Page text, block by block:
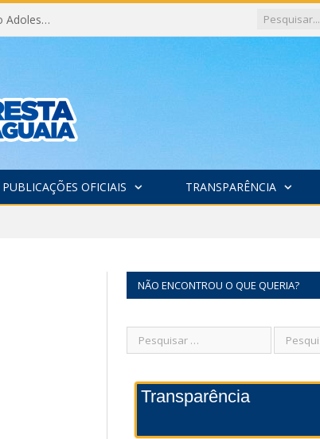
Eleição do Conselho Municipal dos Direitos da Criança e do Adolescente CMDCA 2026
PUBLICAÇÕES OFICIAIS TRANSPARÊNCIA
NÃO ENCONTROU O QUE QUERIA?
Transparência